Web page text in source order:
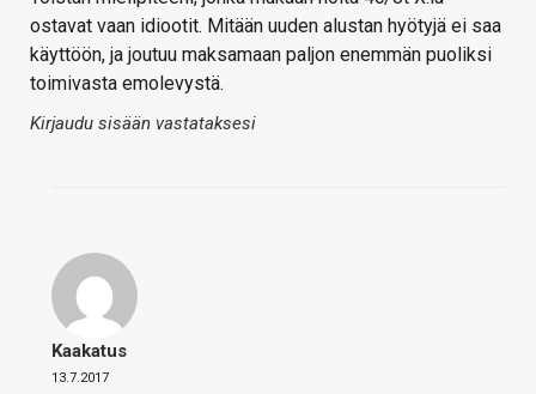
ostavat vaan idiootit. Mitään uuden alustan hyötyjä ei saa
käyttöön, ja joutuu maksamaan paljon enemmän puoliksi
toimivasta emolevystä.
Kirjaudu sisään vastataksesi
Kaakatus
13.7.2017